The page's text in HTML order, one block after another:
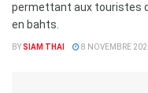
permettant aux touristes
en bahts.
BYSIAM THAI 8 NOVEMBRE